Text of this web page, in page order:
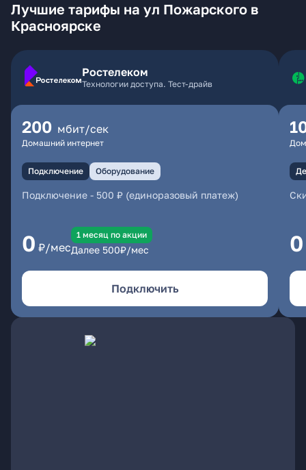
Лучшие тарифы на ул Пожарского в
Красноярске
Ростелеком
Технологии доступа. Тест-драйв
200 мбит/сек
Домашний интернет
Подключение Оборудование
Подключение - 500 ₽ (единоразовый платеж)
0 ₽/мес
1 месяц по акции
Далее 500₽/мес
Подключить
0